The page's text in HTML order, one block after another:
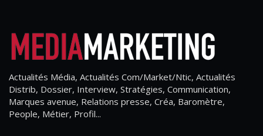
Actualités Média, Actualités Com/Market/Ntic, Actualités
Distrib, Dossier, Interview, Stratégies, Communication,
Marques avenue, Relations presse, Créa, Baromètre,
People, Métier, Profil...